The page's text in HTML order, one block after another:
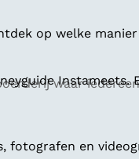
op welke
Instameets.
en
waar